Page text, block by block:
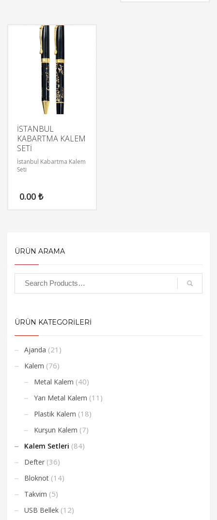
İSTANBUL
KABARTMA KALEM
SETİ
İstanbul Kabartma Kalem
Seti
0.00 ₺
ÜRÜN ARAMA
ÜRÜN KATEGORİLERİ
Ajanda (21)
Kalem (76)
Metal Kalem (40)
Yarı Metal Kalem (11)
Plastik Kalem (18)
Kurşun Kalem (7)
Kalem Setleri (84)
Defter (36)
Bloknot (14)
Takvim (5)
USB Bellek (12)